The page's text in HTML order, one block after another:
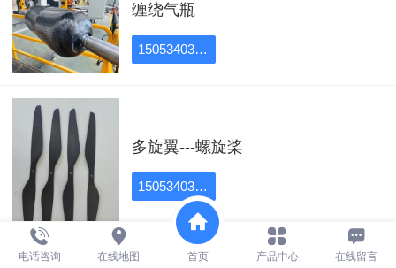
缠绕气瓶
15053403351
多旋翼---螺旋桨
15053403351
电话咨询 在线地图 首页 产品中心 在线留言